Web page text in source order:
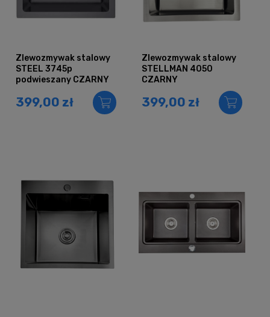
Zlewozmywak stalowy
STEEL 3745p
podwieszany CZARNY
399,00 zł
Zlewozmywak stalowy
STELLMAN 4050
CZARNY
399,00 zł